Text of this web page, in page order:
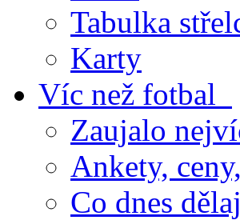
Tabulka
Karty
Víc než fotbal
Zaujalo
Ankety,
Co dnes